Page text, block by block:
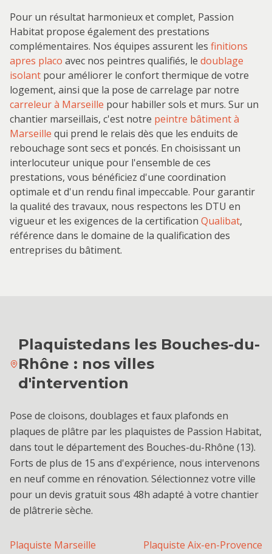
Pour un résultat harmonieux et complet, Passion
Habitat propose également des prestations
complémentaires. Nos équipes assurent les finitions
apres placo avec nos peintres qualifiés, le doublage
isolant pour améliorer le confort thermique de votre
logement, ainsi que la pose de carrelage par notre
carreleur à Marseille pour habiller sols et murs. Sur un
chantier marseillais, c'est notre peintre bâtiment à
Marseille qui prend le relais dès que les enduits de
rebouchage sont secs et poncés. En choisissant un
interlocuteur unique pour l'ensemble de ces
prestations, vous bénéficiez d'une coordination
optimale et d'un rendu final impeccable. Pour garantir
la qualité des travaux, nous respectons les DTU en
vigueur et les exigences de la certification Qualibat,
référence dans le domaine de la qualification des
entreprises du bâtiment.
Plaquistedans les Bouches-du-
Rhône : nos villes
d'intervention
Pose de cloisons, doublages et faux plafonds en
plaques de plâtre par les plaquistes de Passion Habitat,
dans tout le département des Bouches-du-Rhône (13).
Forts de plus de 15 ans d'expérience, nous intervenons
en neuf comme en rénovation. Sélectionnez votre ville
pour un devis gratuit sous 48h adapté à votre chantier
de plâtrerie sèche.
Plaquiste Marseille Plaquiste Aix-en-Provence